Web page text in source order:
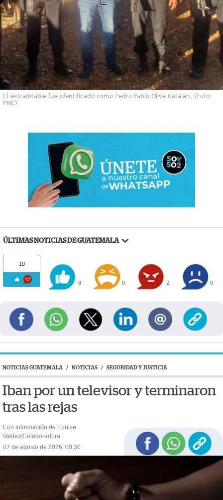
El extraditable fue identificado como Pedro Pablo Oliva Catalán. (Foto:
PNC)
ÚLTIMAS NOTICIAS DE GUATEMALA
10
8 0 2 0
NOTICIAS GUATEMALA / NOTICIAS / SEGURIDAD Y JUSTICIA
Iban por un televisor y terminaron
tras las rejas
Con información de Eunise
Valdez/Colaboradora
07 de agosto de 2026, 00:30